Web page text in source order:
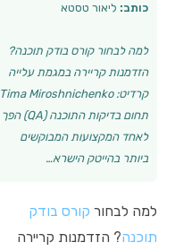
כותב: ליאור טסטא
למה לבחור קורס בודק תוכנה?
הזדמנות קריירה במגמת עלייה
קרדיט: Tima Miroshnichenko
תחום בדיקות התוכנה (QA) הפך
לאחד המקצועות המבוקשים
ביותר בהייטק הישרא…
למה לבחור קורס בודק
תוכנה? הזדמנות קריירה